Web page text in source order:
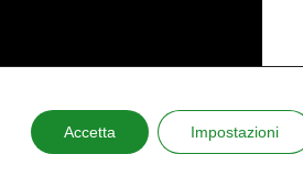
Accetta Impostazioni